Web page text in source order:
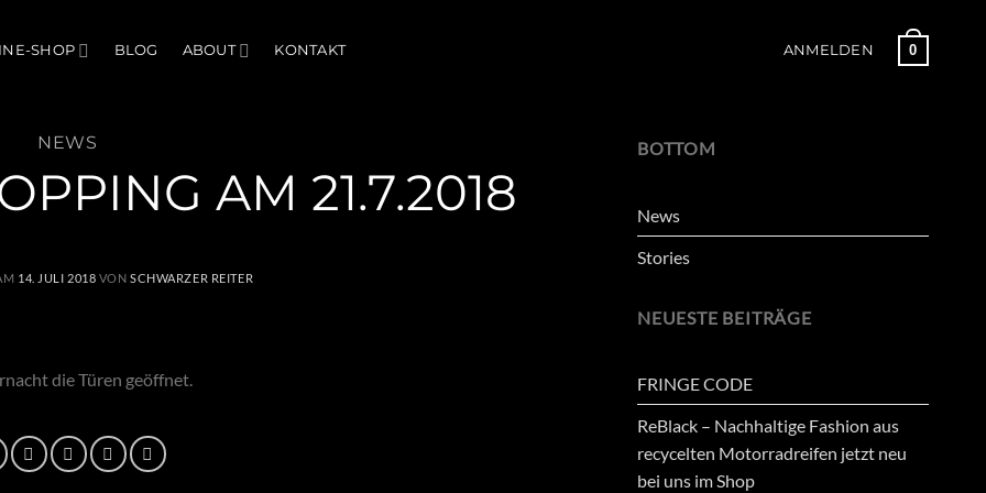
SHOP BLOG ABOUT KONTAKT ANMELDEN 0
NEWS
AM 21.7.2018
14. JULI 2018 VONSCHWARZER REITER
die Türen geöffnet.
BOTTOM
News
Stories
NEUESTE BEITRÄGE
FRINGE CODE
ReBlack – Nachhaltige Fashion aus
recycelten Motorradreifen jetzt neu
bei uns im Shop